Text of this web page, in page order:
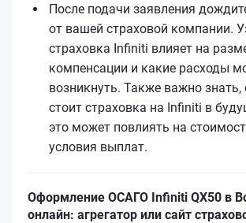
После подачи заявления
от вашей страховой компании.
страховка Infiniti влияет на
компенсации и какие расходы
возникнуть. Также важно знать,
стоит страховка на Infiniti в
это может повлиять на
условия выплат.
Оформление ОСАГО Infiniti QX50 в
онлайн: агрегатор или сайт